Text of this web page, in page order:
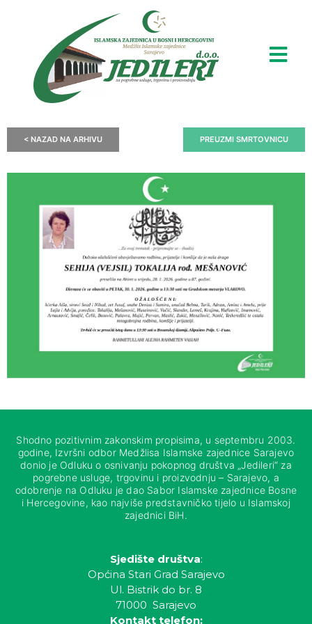
< NAZAD NA ARHIVU PREUZMI SMRTOVNICU
Shodno pozitivnim zakonskim propisima, u septembru 2003.
godine, Izvršni odbor Medžlisa Islamske zajednice Sarajevo
donio je Odluku o osnivanju pokopnog društva „Jedileri“ za
pogrebne usluge, trgovinu i proizvodnju – Sarajevo, a
odobrenje na Odluku je dao Sabor Islamske zajednice Bosne
i Hercegovine, kao najviše predstavničko tijelo u Islamskoj
zajednici BiH.
Sjedište društva:
Općina Stari Grad Sarajevo
Ul. Bistrik do br. 8
71000 Sarajevo
Kontakt telefon: